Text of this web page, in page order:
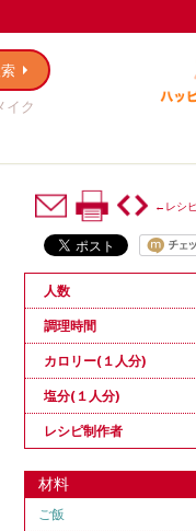
イク
←レシ
人数
調理時間
カロリー(１人分)
塩分(１人分)
レシピ制作者
材料
ご飯